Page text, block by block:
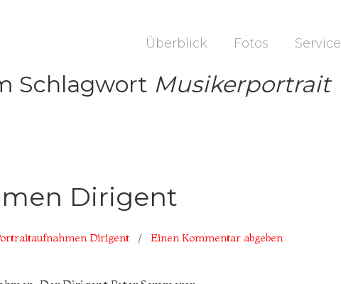
Überblick Fotos Service
Schlagwort Musikerportrait
Dirigent
Dirigent / Einen Kommentar abgeben